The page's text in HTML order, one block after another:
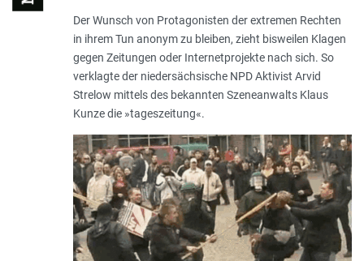
Einleitung
Der Wunsch von Protagonisten der extremen Rechten
in ihrem Tun anonym zu bleiben, zieht bisweilen Klagen
gegen Zeitungen oder Internetprojekte nach sich. So
verklagte der niedersächsische NPD Aktivist Arvid
Strelow mittels des bekannten Szeneanwalts Klaus
Kunze die »tageszeitung«.